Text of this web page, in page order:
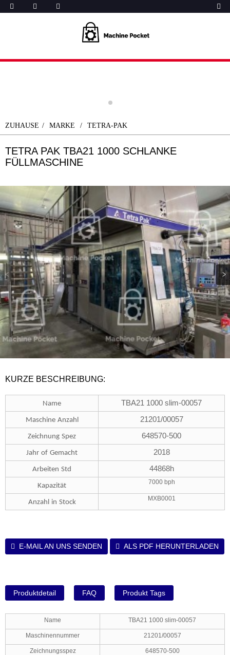
ZUHAUSE MARKE TETRA-PAK
TETRA PAK TBA21 1000 SCHLANKE
FÜLLMASCHINE
KURZE BESCHREIBUNG:
Name TBA21 1000 slim-00057
Maschine Anzahl 21201/00057
Zeichnung Spez 648570-500
Jahr of Gemacht 2018
Arbeiten Std 44868h
Kapazität 7000 bph
Anzahl in Stock MXB0001
E-MAIL AN UNS SENDEN ALS PDF HERUNTERLADEN
Produktdetail FAQ Produkt Tags
Name TBA21 1000 slim-00057
Maschinennummer 21201/00057
Zeichnungsspez 648570-500